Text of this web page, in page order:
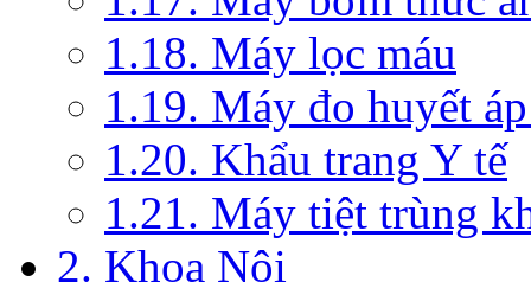
1.18. Máy lọc máu
1.19. Máy đo huyết
1.20. Khẩu trang Y tế
1.21. Máy tiệt trùng
2. Khoa Nội